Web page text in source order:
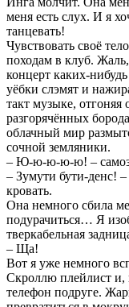
меня есть слух. И я
танцевать!
Чувствовать своё
походам в клуб.
концерт каких-
уёбки слэмят и
такт музыке, отгоняя
разгорячённых
облачный мир
сочной земляники.
– Ю-ю-ю-ю-ю! –
– Зумути бути-денс!
кровать.
Она немного сбила
подурачиться… Я
тверкабельная
– Ща!
Вот я уже немного
Скроллю плейлист и,
телефон подруге.